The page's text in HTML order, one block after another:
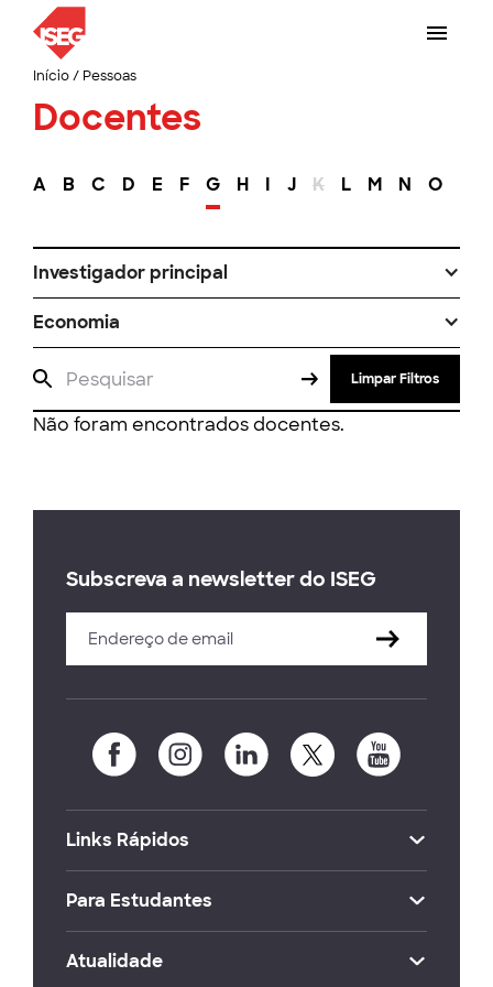
Início/ Pessoas
Docentes
A B C D E F G H I J K L M N O
Investigador principal
Economia
Limpar Filtros
Não foram encontrados docentes.
Subscreva a newsletter do ISEG
Links Rápidos
Para Estudantes
Atualidade